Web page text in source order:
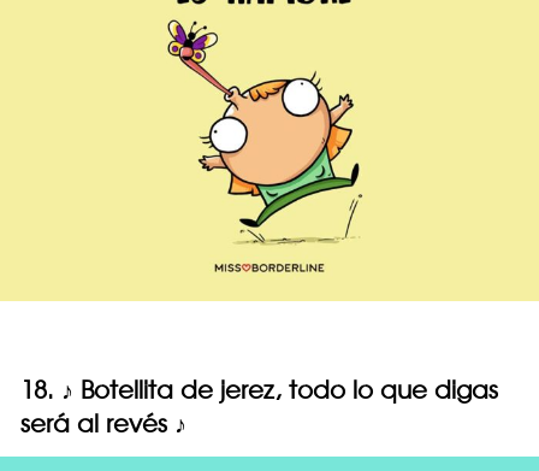
18. ♪ Botellita de jerez, todo lo que digas
será al revés ♪